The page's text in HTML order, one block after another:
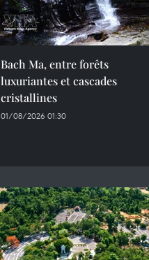
Bach Ma, entre forêts
luxuriantes et cascades
cristallines
01/08/2026 01:30